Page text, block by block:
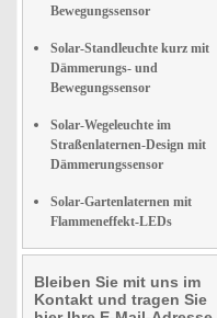
Bewegungssensor
Solar-Standleuchte kurz mit
Dämmerungs- und
Bewegungssensor
Solar-Wegeleuchte im
Straßenlaternen-Design mit
Dämmerungssensor
Solar-Gartenlaternen mit
Flammeneffekt-LEDs
Bleiben Sie mit uns im
Kontakt und tragen Sie